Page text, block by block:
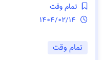
تمام وقت
تمام وقت